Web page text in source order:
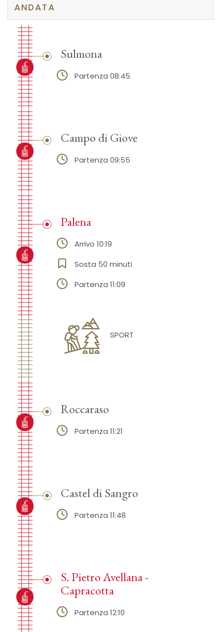
ANDATA
Sulmona
Partenza 08:45
Campo di Giove
Partenza 09:55
SPORT
Palena
Arrivo 10:19
Sosta 50 minuti
Partenza 11:09
Roccaraso
Partenza 11:21
Castel di Sangro
Partenza 11:48
S. Pietro Avellana -
Capracotta
Partenza 12:10